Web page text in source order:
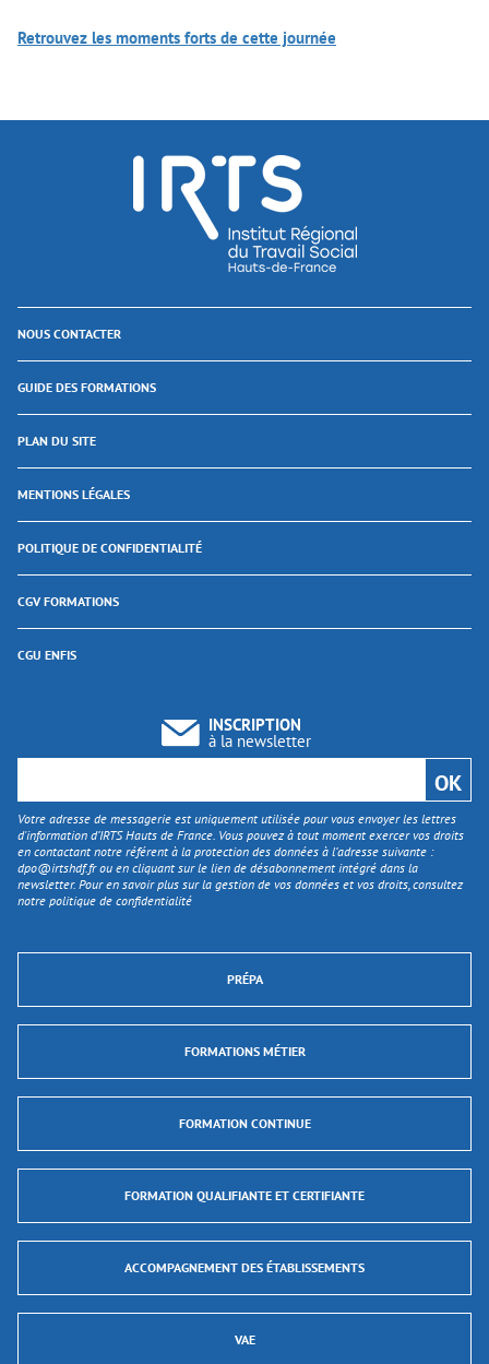
Retrouvez les moments forts de cette journée
NOUS CONTACTER
GUIDE DES FORMATIONS
PLAN DU SITE
MENTIONS LÉGALES
POLITIQUE DE CONFIDENTIALITÉ
CGV FORMATIONS
CGU ENFIS
INSCRIPTION
à la newsletter
Votre adresse de messagerie est uniquement utilisée pour vous envoyer les lettres
d'information d’IRTS Hauts de France. Vous pouvez à tout moment exercer vos droits
en contactant notre référent à la protection des données à l’adresse suivante :
dpo@irtshdf.frou en cliquant sur le lien de désabonnement intégré dans la
newsletter. Pour en savoir plus sur la gestion de vos données et vos droits, consultez
notre politique de confidentialité
PRÉPA
FORMATIONS MÉTIER
FORMATION CONTINUE
FORMATION QUALIFIANTE ET CERTIFIANTE
ACCOMPAGNEMENT DES ÉTABLISSEMENTS
VAE